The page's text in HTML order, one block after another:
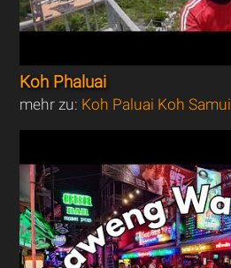
Koh Phaluai
mehr zu: Koh Paluai Koh Samui